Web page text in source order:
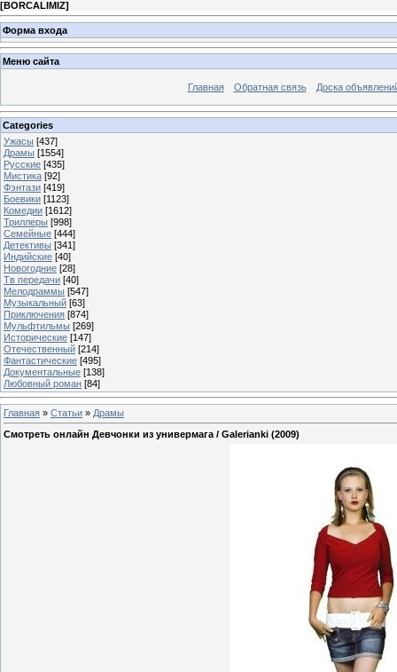
[BORCALIMIZ]
Форма входа
Меню сайта
Главная Обратная связь Доска
Categories
Ужасы [437]
Драмы [1554]
Русские [435]
Мистика [92]
Фэнтази [419]
Боевики [1123]
Комедии [1612]
Триллеры [998]
Семейные [444]
Детективы [341]
Индийские [40]
Новогодние [28]
Тв передачи [40]
Мелодраммы [547]
Музыкальный [63]
Приключения [874]
Мульфтильмы [269]
Исторические [147]
Отечественный [214]
Фантастические [495]
Документальные [138]
Любовный роман [84]
Главная » Статьи » Драмы
Смотреть онлайн Девчонки из универмага / Galerianki (2009)